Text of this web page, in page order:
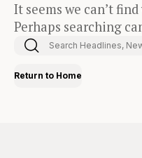
It seems we can’t
Perhaps searching
Return to Home